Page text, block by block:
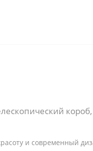
и современный